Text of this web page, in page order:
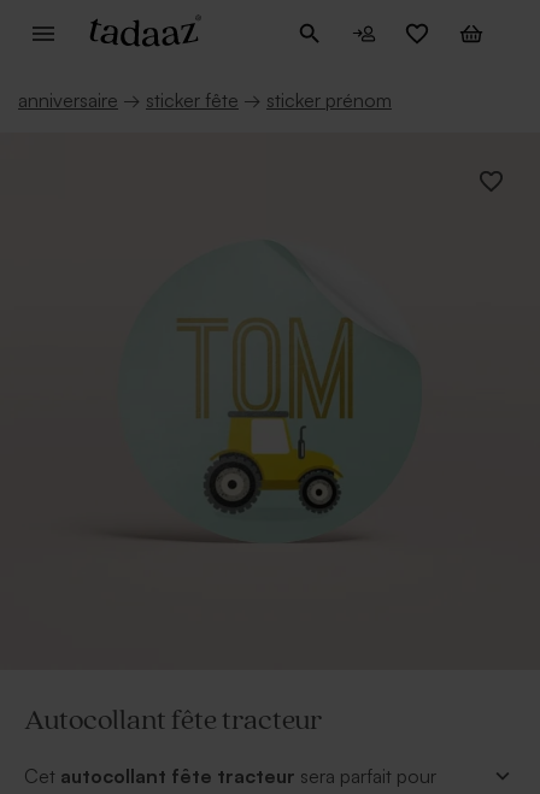
anniversaire → sticker fête → sticker prénom
Autocollant fête tracteur
Cet autocollant fête tracteur sera parfait pour